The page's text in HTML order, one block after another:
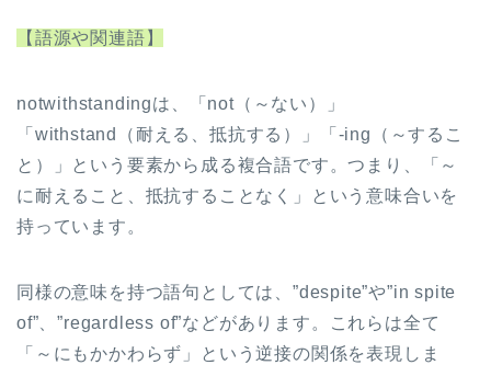
レ
ヤ
【語源や関連語】
notwithstandingは、「not（～ない）」
「withstand（耐える、抵抗する）」「-ing（～するこ
と）」という要素から成る複合語です。つまり、「～
に耐えること、抵抗することなく」という意味合いを
持っています。
同様の意味を持つ語句としては、”despite”や”in spite
of”、”regardless of”などがあります。これらは全て
「～にもかかわらず」という逆接の関係を表現しま